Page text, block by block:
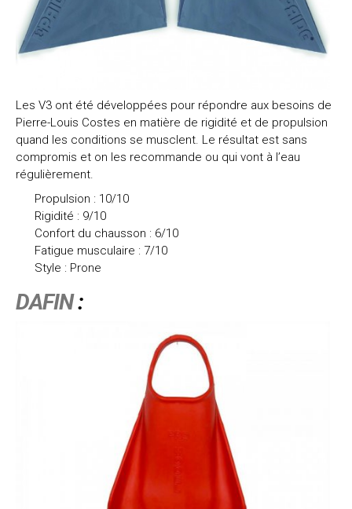
Les V3 ont été développées pour répondre aux besoins de
Pierre-Louis Costes en matière de rigidité et de propulsion
quand les conditions se musclent. Le résultat est sans
compromis et on les recommande ou qui vont à l’eau
régulièrement.
Propulsion : 10/10
Rigidité : 9/10
Confort du chausson : 6/10
Fatigue musculaire : 7/10
Style : Prone
DAFIN: